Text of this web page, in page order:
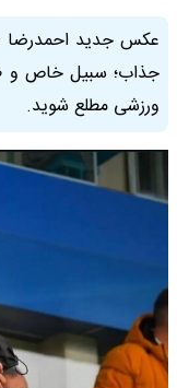
عکس جدید احمدرضا
جذاب؛ سبیل خاص و
ورزشی مطلع شوید.